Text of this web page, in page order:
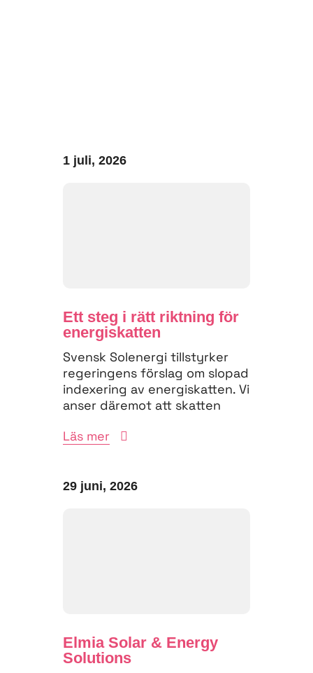
1 juli, 2026
Ett steg i rätt riktning för
energiskatten
Svensk Solenergi tillstyrker
regeringens förslag om slopad
indexering av energiskatten. Vi
anser däremot att skatten
att...
Läs mer
29 juni, 2026
Elmia Solar & Energy
Solutions